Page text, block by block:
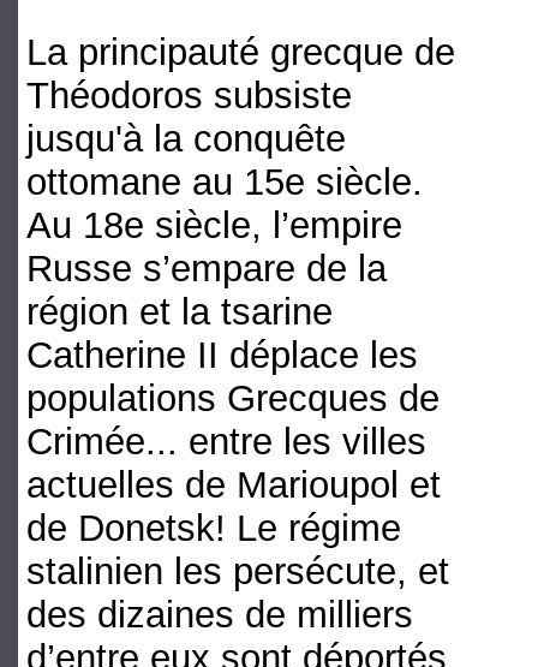
La principauté grecque de
Théodoros subsiste
jusqu'à la conquête
ottomane au 15e siècle.
Au 18e siècle, l’empire
Russe s’empare de la
région et la tsarine
Catherine II déplace les
populations Grecques de
Crimée... entre les villes
actuelles de Marioupol et
de Donetsk! Le régime
stalinien les persécute, et
des dizaines de milliers
d’entre eux sont déportés